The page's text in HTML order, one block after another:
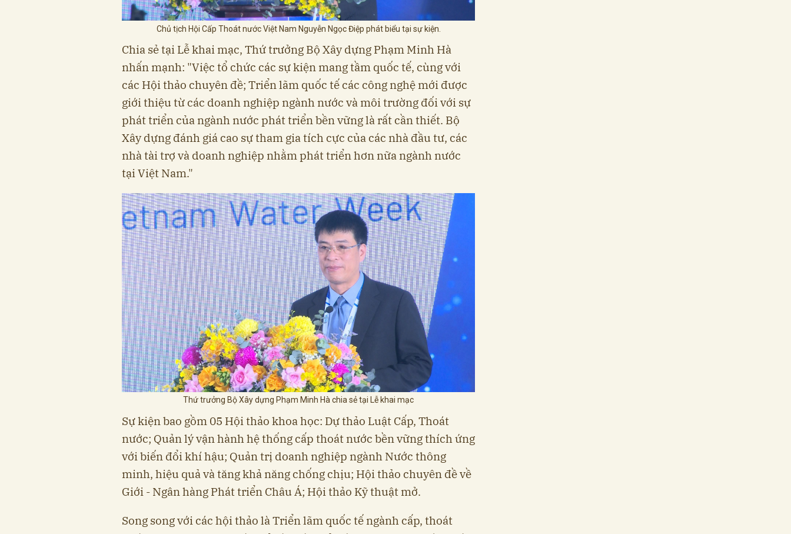
Chủ tịch Hội Cấp Thoát nước Việt Nam Nguyễn Ngọc Điệp phát biểu tại sự kiện.
Chia sẻ tại Lễ khai mạc, Thứ trưởng Bộ Xây dựng Phạm Minh Hà
nhấn mạnh: "Việc tổ chức các sự kiện mang tầm quốc tế, cùng với
các Hội thảo chuyên đề; Triển lãm quốc tế các công nghệ mới được
giới thiệu từ các doanh nghiệp ngành nước và môi trường đối với sự
phát triển của ngành nước phát triển bền vững là rất cần thiết. Bộ
Xây dựng đánh giá cao sự tham gia tích cực của các nhà đầu tư, các
nhà tài trợ và doanh nghiệp nhằm phát triển hơn nữa ngành nước
tại Việt Nam."
Thứ trưởng Bộ Xây dựng Phạm Minh Hà chia sẻ tại Lễ khai mạc
Sự kiện bao gồm 05 Hội thảo khoa học: Dự thảo Luật Cấp, Thoát
nước; Quản lý vận hành hệ thống cấp thoát nước bền vững thích ứng
với biến đổi khí hậu; Quản trị doanh nghiệp ngành Nước thông
minh, hiệu quả và tăng khả năng chống chịu; Hội thảo chuyên đề về
Giới - Ngân hàng Phát triển Châu Á; Hội thảo Kỹ thuật mở.
Song song với các hội thảo là Triển lãm quốc tế ngành cấp, thoát